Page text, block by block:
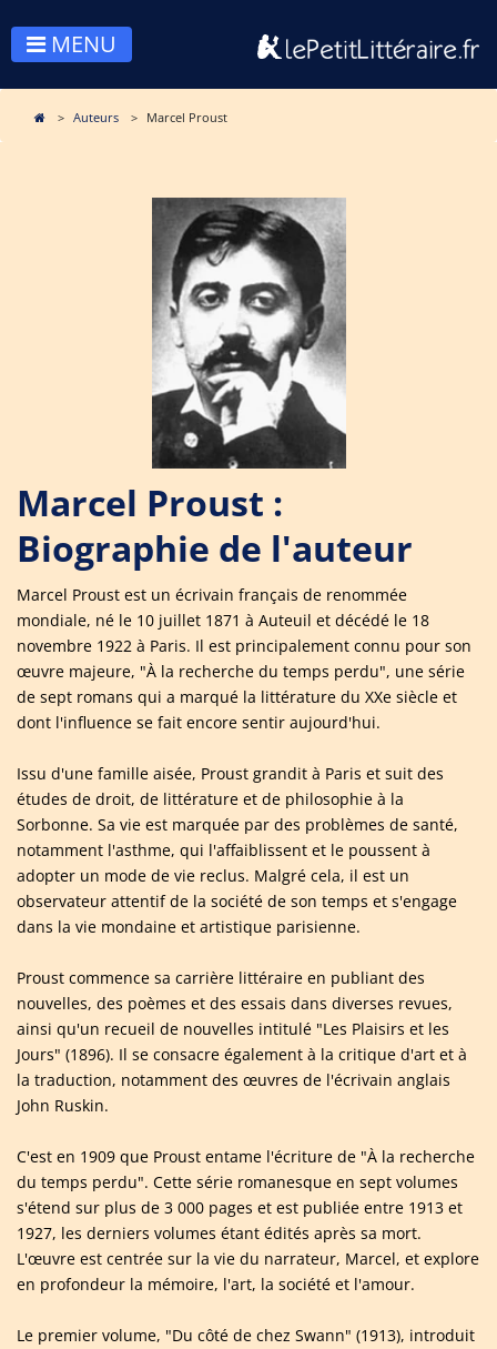
MENU
Auteurs Marcel Proust
Marcel Proust :
Biographie de l'auteur
Marcel Proust est un écrivain français de renommée
mondiale, né le 10 juillet 1871 à Auteuil et décédé le 18
novembre 1922 à Paris. Il est principalement connu pour son
œuvre majeure, "À la recherche du temps perdu", une série
de sept romans qui a marqué la littérature du XXe siècle et
dont l'influence se fait encore sentir aujourd'hui.
Issu d'une famille aisée, Proust grandit à Paris et suit des
études de droit, de littérature et de philosophie à la
Sorbonne. Sa vie est marquée par des problèmes de santé,
notamment l'asthme, qui l'affaiblissent et le poussent à
adopter un mode de vie reclus. Malgré cela, il est un
observateur attentif de la société de son temps et s'engage
dans la vie mondaine et artistique parisienne.
Proust commence sa carrière littéraire en publiant des
nouvelles, des poèmes et des essais dans diverses revues,
ainsi qu'un recueil de nouvelles intitulé "Les Plaisirs et les
Jours" (1896). Il se consacre également à la critique d'art et à
la traduction, notamment des œuvres de l'écrivain anglais
John Ruskin.
C'est en 1909 que Proust entame l'écriture de "À la recherche
du temps perdu". Cette série romanesque en sept volumes
s'étend sur plus de 3 000 pages et est publiée entre 1913 et
1927, les derniers volumes étant édités après sa mort.
L'œuvre est centrée sur la vie du narrateur, Marcel, et explore
en profondeur la mémoire, l'art, la société et l'amour.
Le premier volume, "Du côté de chez Swann" (1913), introduit